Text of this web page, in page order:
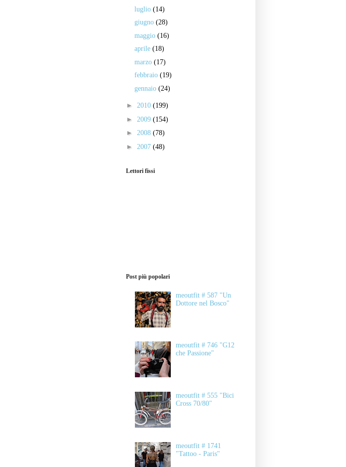
luglio (14)
giugno (28)
maggio (16)
aprile (18)
marzo (17)
febbraio (19)
gennaio (24)
► 2010 (199)
► 2009 (154)
► 2008 (78)
► 2007 (48)
Lettori fissi
Post più popolari
meoutfit # 587 "Un
Dottore nel Bosco"
meoutfit # 746 "G12
che Passione"
meoutfit # 555 "Bici
Cross 70/80"
meoutfit # 1741
"Tattoo - Paris"